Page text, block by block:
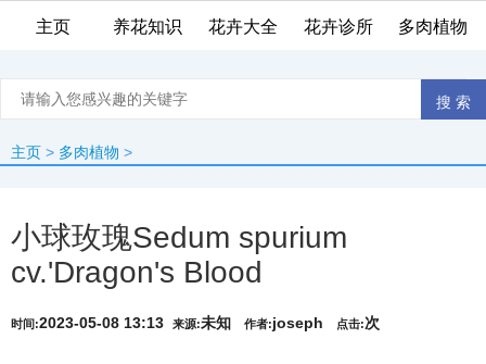
主页 养花知识 花卉大全 花卉诊所 多肉植物
主页 > 多肉植物 >
小球玫瑰Sedum spurium
cv.'Dragon's Blood
时间:2023-05-08 13:13 来源:未知 作者:joseph 点击:次